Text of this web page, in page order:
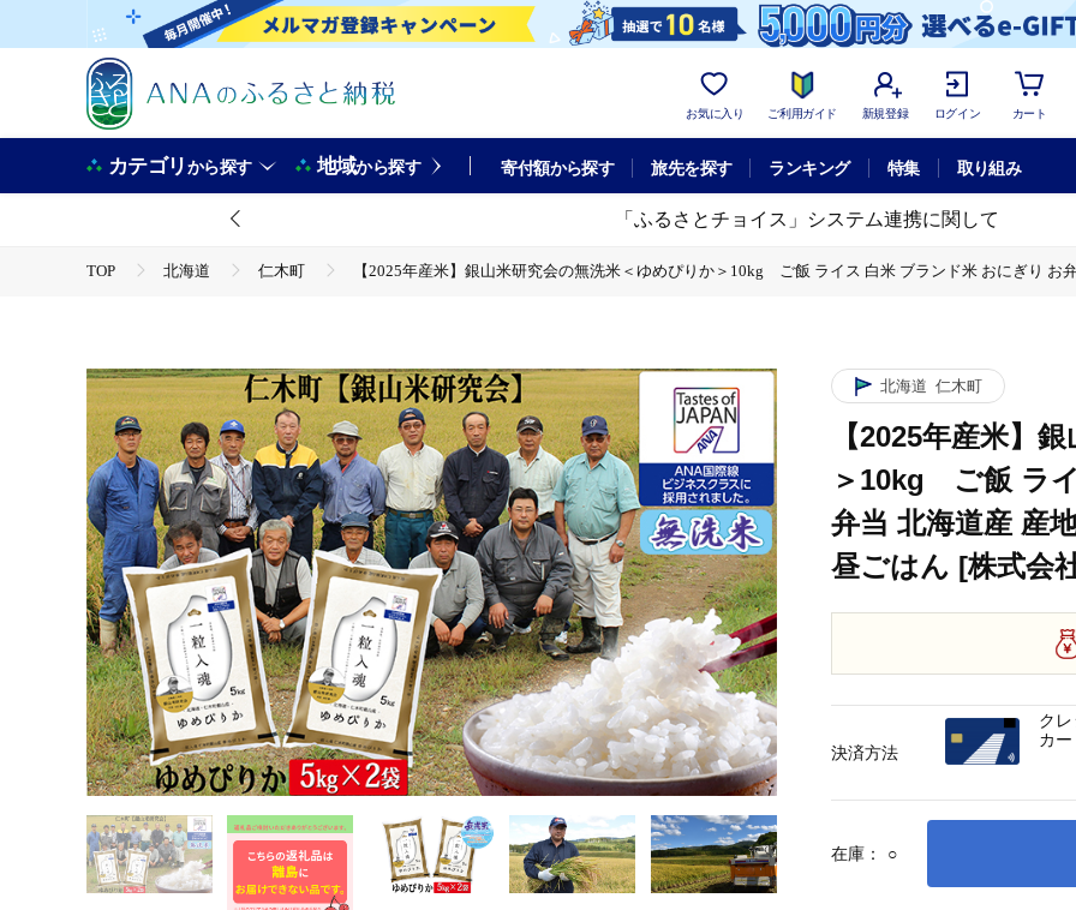
お気に入り ご利用ガイド 新規登録 ログイン カート
カテゴリから探す 地域から探す 寄付額から探す 旅先を探す ランキング 特集 取り組み
「ふるさとチョイス」システム連携に関して
TOP 北海道 仁木町
【2025年産米】銀山米研究会の無洗米＜ゆめぴりか＞10kg ご飯 ライス 白米 ブランド米 おにぎり
TOP
米・穀物 米
ほかの米
【2025年産米】銀山米研究会の無洗米＜ゆめぴりか＞10kg ご飯 ライス 白米 ブランド米 おにぎり お弁当 北海道産 産地直送 ご飯 時短 朝ご
北海道 仁木町
【2025年産米】
＞10kg ご飯 ラ
弁当 北海道産 産
昼ごはん [株式会
在庫： ○
決済方法
ク
カー